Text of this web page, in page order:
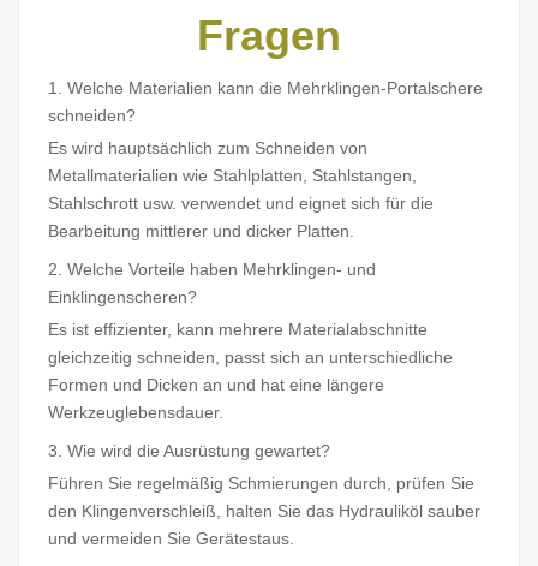
Fragen
1. Welche Materialien kann die Mehrklingen-Portalschere
schneiden?
Es wird hauptsächlich zum Schneiden von
Metallmaterialien wie Stahlplatten, Stahlstangen,
Stahlschrott usw. verwendet und eignet sich für die
Bearbeitung mittlerer und dicker Platten.
2. Welche Vorteile haben Mehrklingen- und
Einklingenscheren?
Es ist effizienter, kann mehrere Materialabschnitte
gleichzeitig schneiden, passt sich an unterschiedliche
Formen und Dicken an und hat eine längere
Werkzeuglebensdauer.
3. Wie wird die Ausrüstung gewartet?
Führen Sie regelmäßig Schmierungen durch, prüfen Sie
den Klingenverschleiß, halten Sie das Hydrauliköl sauber
und vermeiden Sie Gerätestaus.